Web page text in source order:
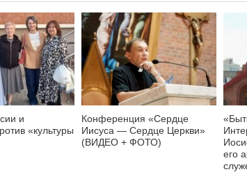
и
«культуры
Конференция «Сердце
Иисуса — Сердце Церкви»
(ВИДЕО + ФОТО)
его